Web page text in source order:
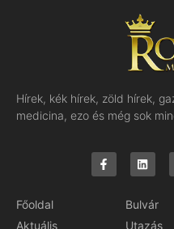
Hírek, kék hírek, zöld hírek,
medicina, ezo és még sok
Főoldal
Aktuális
Bulvár
Utazás